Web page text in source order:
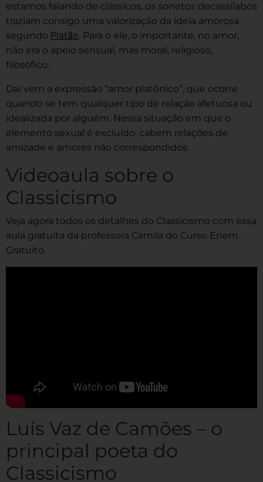
estamos falando de clássicos, os sonetos decassílabos
traziam consigo uma valorização da ideia amorosa
segundo Platão. Para o ele, o importante, no amor,
não era o apelo sensual, mas moral, religioso,
filosófico.
Daí vem a expressão “amor platônico”, que ocorre
quando se tem qualquer tipo de relação afetuosa ou
idealizada por alguém. Nessa situação em que o
elemento sexual é excluído, cabem relações de
amizade e amores não correspondidos.
Videoaula sobre o
Classicismo
Veja agora todos os detalhes do Classicismo com essa
aula gratuita da professora Camila do Curso Enem
Gratuito.
Luís Vaz de Camões – o
principal poeta do
Classicismo